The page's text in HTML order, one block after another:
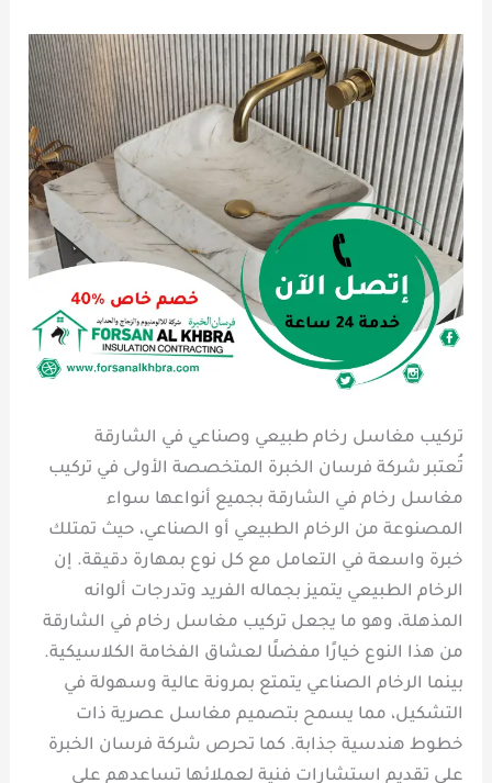
تركيب مغاسل رخام طبيعي وصناعي في الشارقة
تُعتبر شركة فرسان الخبرة المتخصصة الأولى في تركيب
مغاسل رخام في الشارقة بجميع أنواعها سواء
المصنوعة من الرخام الطبيعي أو الصناعي، حيث تمتلك
خبرة واسعة في التعامل مع كل نوع بمهارة دقيقة. إن
الرخام الطبيعي يتميز بجماله الفريد وتدرجات ألوانه
المذهلة، وهو ما يجعل تركيب مغاسل رخام في الشارقة
من هذا النوع خيارًا مفضلًا لعشاق الفخامة الكلاسيكية.
بينما الرخام الصناعي يتمتع بمرونة عالية وسهولة في
التشكيل، مما يسمح بتصميم مغاسل عصرية ذات
خطوط هندسية جذابة. كما تحرص شركة فرسان الخبرة
على تقديم استشارات فنية لعملائها تساعدهم على